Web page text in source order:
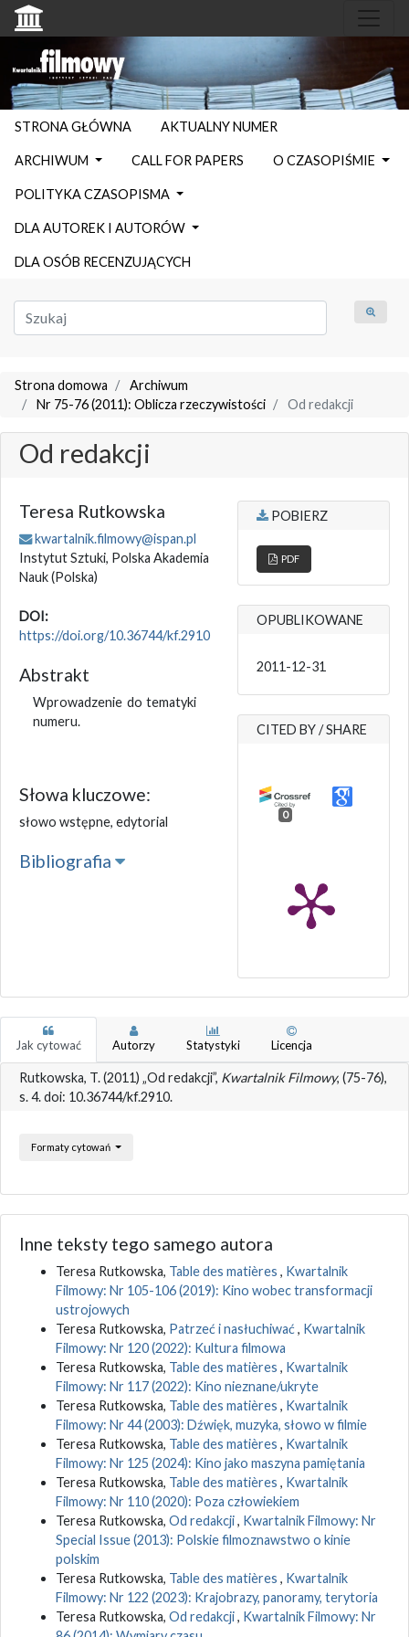
STRONA GŁÓWNA AKTUALNY NUMER
ARCHIWUM CALL FOR PAPERS O CZASOPIŚMIE
POLITYKA CZASOPISMA
DLA AUTOREK I AUTORÓW
DLA OSÓB RECENZUJĄCYCH
Strona domowa
Archiwum
Nr 75-76 (2011): Oblicza rzeczywistości
Od redakcji
Od redakcji
Teresa Rutkowska
kwartalnik.filmowy@ispan.pl
Instytut Sztuki, Polska Akademia
Nauk(Polska)
DOI:
https://doi.org/10.36744/kf.2910
Abstrakt
Wprowadzenie do tematyki
numeru.
Słowa kluczowe:
słowo wstępne, edytorial
Bibliografia
POBIERZ
PDF
OPUBLIKOWANE
2011-12-31
CITED BY / SHARE
0
Jak cytować Autorzy Statystyki Licencja
Rutkowska, T. (2011) „Od redakcji”, Kwartalnik Filmowy, (75-76),
s. 4. doi: 10.36744/kf.2910.
Formaty cytowań
Inne teksty tego samego autora
Teresa Rutkowska, Table des matières , Kwartalnik
Filmowy: Nr 105-106 (2019): Kino wobec transformacji
ustrojowych
Teresa Rutkowska, Patrzeć i nasłuchiwać, Kwartalnik
Filmowy: Nr 120 (2022): Kultura filmowa
Teresa Rutkowska, Table des matières , Kwartalnik
Filmowy: Nr 117 (2022): Kino nieznane/ukryte
Teresa Rutkowska, Table des matières , Kwartalnik
Filmowy: Nr 44 (2003): Dźwięk, muzyka, słowo w filmie
Teresa Rutkowska, Table des matières , Kwartalnik
Filmowy: Nr 125 (2024): Kino jako maszyna pamiętania
Teresa Rutkowska, Table des matières , Kwartalnik
Filmowy: Nr 110 (2020): Poza człowiekiem
Teresa Rutkowska, Od redakcji, Kwartalnik Filmowy: Nr
Special Issue (2013): Polskie filmoznawstwo o kinie
polskim
Teresa Rutkowska, Table des matières , Kwartalnik
Filmowy: Nr 122 (2023): Krajobrazy, panoramy, terytoria
Teresa Rutkowska, Od redakcji, Kwartalnik Filmowy: Nr